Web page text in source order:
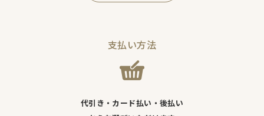
支払い方法
代引き・カード払い・後払い